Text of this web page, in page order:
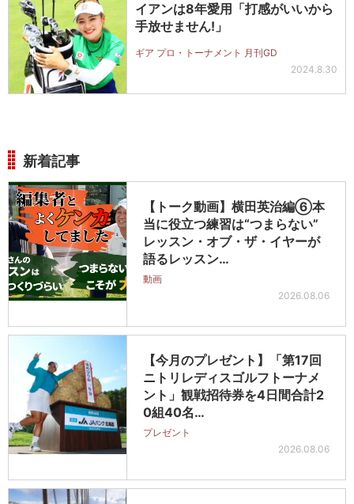
イアンは8年愛用「打感がいいから
手放せません!」
ギア プロ・トーナメント 月刊GD
2024.8.30
新着記事
【トーク動画】横田英治編⑥本
当に役立つ練習は“つまらない”
レッスン・オブ・ザ・イヤーが
語るレッスン…
動画
2026.08.06
【今月のプレゼント】「第17回
ニトリレディスゴルフトーナメ
ント」観戦招待券を4日間合計2
0組40名…
プレゼント
2026.08.06